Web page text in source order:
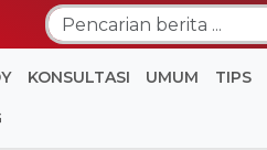
KONSULTASI UMUM TIPS